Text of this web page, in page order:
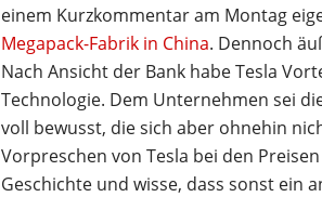
einem Kurzkommentar am Montag
Megapack-Fabrik in China. Dennoch
Nach Ansicht der Bank habe Tesla
Technologie. Dem Unternehmen sei
voll bewusst, die sich aber ohnehin
Vorpreschen von Tesla bei den
Geschichte und wisse, dass sonst ein